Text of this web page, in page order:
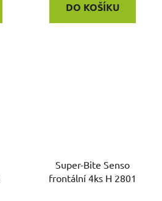
DO KOŠÍKU
Super-Bite Senso
frontální 4ks H 2801